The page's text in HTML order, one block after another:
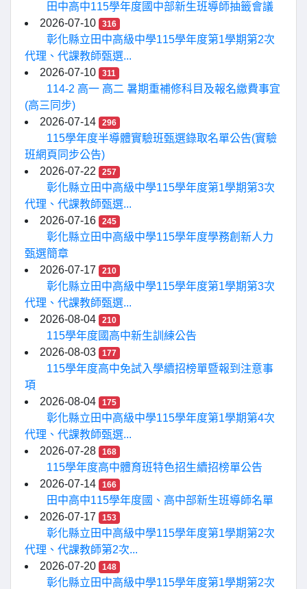
田中高中115學年度國中部新生班導師抽籤會議
2026-07-10
316
彰化縣立田中高級中學115學年度第1學期第2次
代理、代課教師甄選...
2026-07-10
311
114-2 高一 高二 暑期重補修科目及報名繳費事宜
(高三同步)
2026-07-14
296
115學年度半導體實驗班甄選錄取名單公告(實驗
班網頁同步公告)
2026-07-22
257
彰化縣立田中高級中學115學年度第1學期第3次
代理、代課教師甄選...
2026-07-16
245
彰化縣立田中高級中學115學年度學務創新人力
甄選簡章
2026-07-17
210
彰化縣立田中高級中學115學年度第1學期第3次
代理、代課教師甄選...
2026-08-04
210
115學年度國高中新生訓練公告
2026-08-03
177
115學年度高中免試入學續招榜單暨報到注意事
項
2026-08-04
175
彰化縣立田中高級中學115學年度第1學期第4次
代理、代課教師甄選...
2026-07-28
168
115學年度高中體育班特色招生續招榜單公告
2026-07-14
166
田中高中115學年度國、高中部新生班導師名單
2026-07-17
153
彰化縣立田中高級中學115學年度第1學期第2次
代理、代課教師第2次...
2026-07-20
148
彰化縣立田中高級中學115學年度第1學期第2次